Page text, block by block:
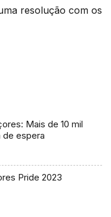
resolução com os
Mais de 10 mil
de espera
Pride 2023